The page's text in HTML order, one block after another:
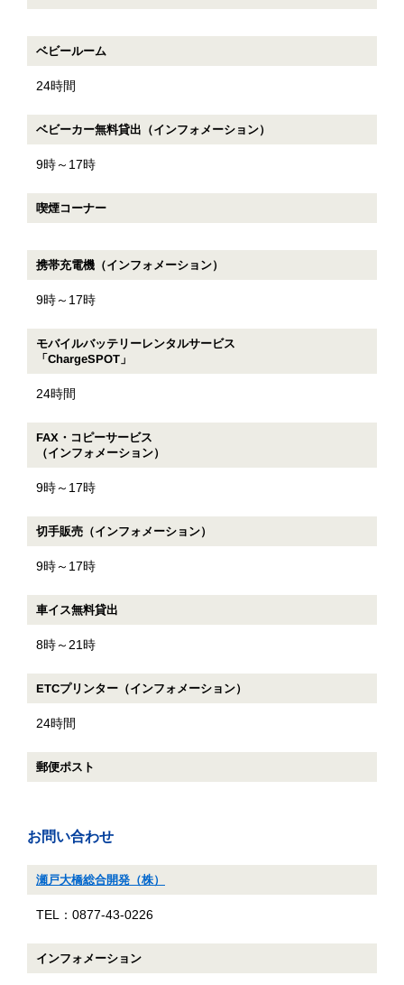
ベビールーム
24時間
ベビーカー無料貸出（インフォメーション）
9時～17時
喫煙コーナー
携帯充電機（インフォメーション）
9時～17時
モバイルバッテリーレンタルサービス
「ChargeSPOT」
24時間
FAX・コピーサービス
（インフォメーション）
9時～17時
切手販売（インフォメーション）
9時～17時
車イス無料貸出
8時～21時
ETCプリンター（インフォメーション）
24時間
郵便ポスト
お問い合わせ
瀬戸大橋総合開発（株）
TEL：0877-43-0226
インフォメーション